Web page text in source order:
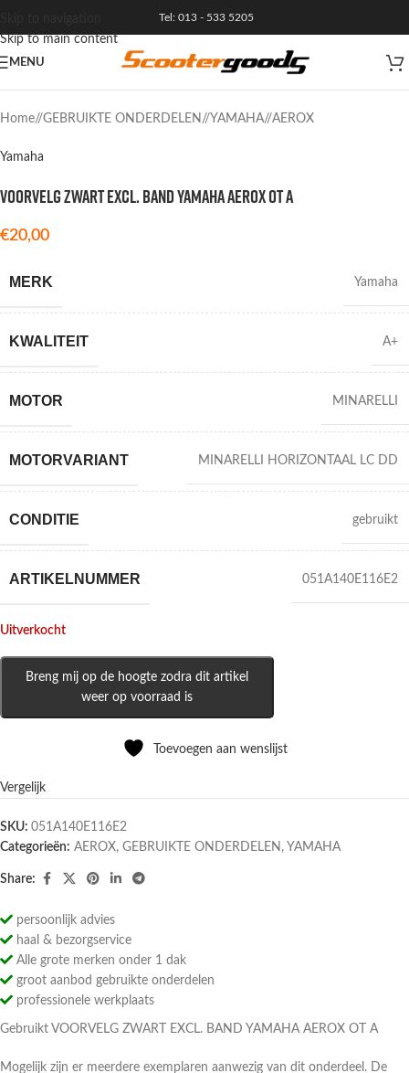
Skip to main content
Tel: 013 - 533 5205
MENU
VERKOCHT
Home/ GEBRUIKTE ONDERDELEN / YAMAHA/ AEROX
Yamaha
VOORVELG ZWART EXCL. BAND YAMAHA AEROX OT A
€20,00
MERK Yamaha
KWALITEIT A+
MOTOR MINARELLI
MOTORVARIANT MINARELLI HORIZONTAAL LC DD
CONDITIE gebruikt
ARTIKELNUMMER 051A140E116E2
Uitverkocht
Breng mij op de hoogte zodra dit artikel
weer op voorraad is
Toevoegen aan wenslijst
Vergelijk
SKU: 051A140E116E2
Categorieën: AEROX, GEBRUIKTE ONDERDELEN , YAMAHA
Share:
persoonlijk advies
haal & bezorgservice
Alle grote merken onder 1 dak
groot aanbod gebruikte onderdelen
professionele werkplaats
Gebruikt VOORVELG ZWART EXCL. BAND YAMAHA AEROX OT A
Mogelijk zijn er meerdere exemplaren aanwezig van dit onderdeel. De